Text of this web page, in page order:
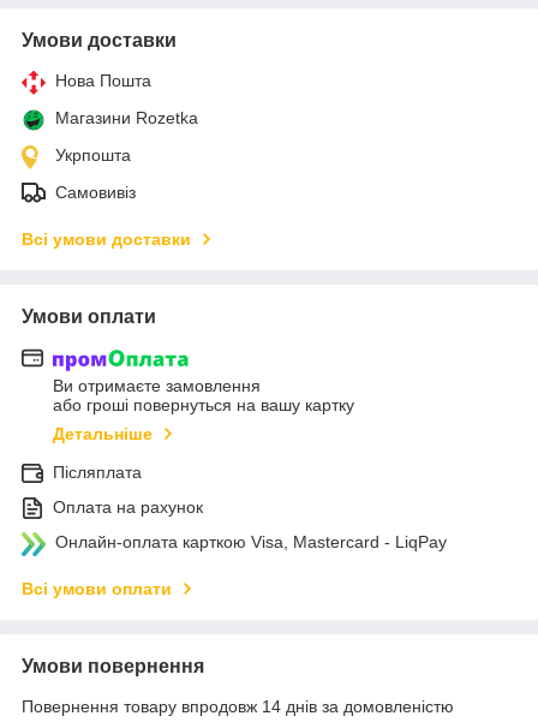
Умови доставки
Нова Пошта
Магазини Rozetka
Укрпошта
Самовивіз
Всі умови доставки
Умови оплати
Ви отримаєте замовлення
або гроші повернуться на вашу картку
Детальніше
Післяплата
Оплата на рахунок
Онлайн-оплата карткою Visa, Mastercard - LiqPay
Всі умови оплати
Умови повернення
Повернення товару впродовж 14 днів за домовленістю